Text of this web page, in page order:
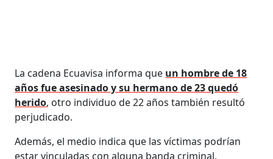
La cadena Ecuavisa informa que un hombre de 18
años fue asesinado y su hermano de 23 quedó
herido, otro individuo de 22 años también resultó
perjudicado.
Además, el medio indica que las víctimas podrían
estar vinculadas con alguna banda criminal.